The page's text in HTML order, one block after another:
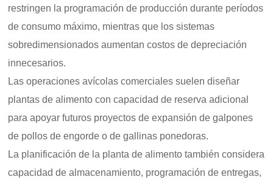
restringen la programación de producción durante períodos
de consumo máximo, mientras que los sistemas
sobredimensionados aumentan costos de depreciación
innecesarios.
Las operaciones avícolas comerciales suelen diseñar
plantas de alimento con capacidad de reserva adicional
para apoyar futuros proyectos de expansión de galpones
de pollos de engorde o de gallinas ponedoras.
La planificación de la planta de alimento también considera
capacidad de almacenamiento, programación de entregas,